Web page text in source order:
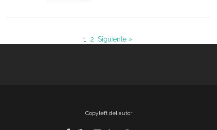
1 2 Siguiente »
Copyleft del autor